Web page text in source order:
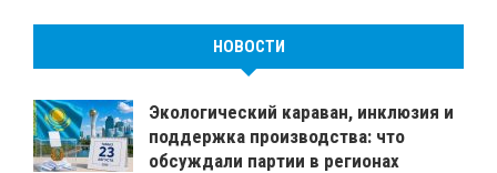
НОВОСТИ
Экологический караван, инклюзия и
поддержка производства: что
обсуждали партии в регионах